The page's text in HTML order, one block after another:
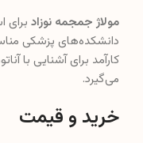
مولاژ جمجمه نوزاد برای
دانشکده‌های پزشکی
کارآمد برای آشنایی با
می‌گیرد.
خرید و قیمت